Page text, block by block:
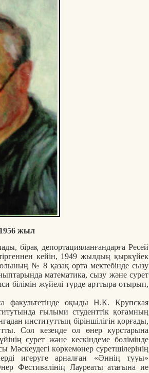
1956 жыл
бірақ депортацияланғандарға Ресей
кейін, 1949 жылдың қыркүйек
№ 8 қазақ орта мектебінде сызу
математика, сызу және сурет
білімін жүйелі түрде арттыра отырып,
факультетінде оқыды Н.К. Крупская
ғылыми студенттік қоғамның
институттың біріншілігін қорғады,
Сол кезеңде ол өнер курстарына
сурет және кескіндеме бөлімінде
Мәскеудегі көркемөнер суретшілерінің
игеруге арналған «Әннің тууы»
Фестивалінің Лауреаты атағына ие